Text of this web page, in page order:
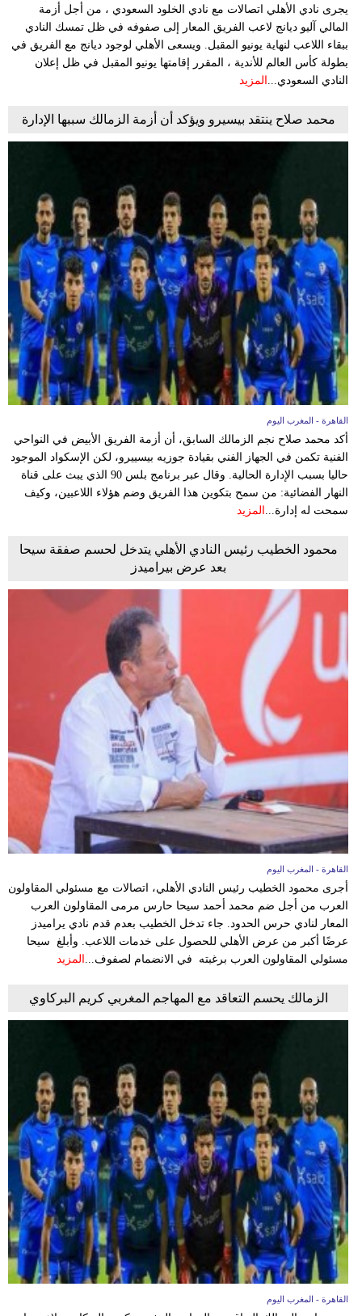
يجرى نادي الأهلي اتصالات مع نادي الخلود السعودي ، من أجل أزمة
المالي آليو ديانج لاعب الفريق المعار إلى صفوفه في ظل تمسك النادي
ببقاء اللاعب لنهاية يونيو المقبل. ويسعى الأهلي لوجود ديانج مع الفريق في
بطولة كأس العالم للأندية ، المقرر إقامتها يونيو المقبل في ظل إعلان
النادي السعودي... المزيد
محمد صلاح ينتقد بيسيرو ويؤكد أن أزمة الزمالك سببها الإدارة
القاهرة - المغرب اليوم
أكد محمد صلاح نجم الزمالك السابق، أن أزمة الفريق الأبيض في النواحي
الفنية تكمن في الجهاز الفني بقيادة جوزيه بيسييرو، لكن الإسكواد الموجود
حاليا بسبب الإدارة الحالية. وقال عبر برنامج بلس 90 الذي يبث على قناة
النهار الفضائية: من سمح بتكوين هذا الفريق وضم هؤلاء اللاعبين، وكيف
سمحت له إدارة... المزيد
محمود الخطيب رئيس النادي الأهلي يتدخل لحسم صفقة سيحا
بعد عرض بيراميدز
القاهرة - المغرب اليوم
أجرى محمود الخطيب رئيس النادي الأهلي، اتصالات مع مسئولي المقاولون
العرب من أجل ضم محمد أحمد سيحا حارس مرمى المقاولون العرب
المعار لنادي حرس الحدود. جاء تدخل الخطيب بعدم قدم نادي يراميدز
عرضًا أكبر من عرض الأهلي للحصول على خدمات اللاعب. وأبلغ سيحا
مسئولي المقاولون العرب برغبته في الانضمام لصفوف...
المزيد
الزمالك يحسم التعاقد مع المهاجم المغربي كريم البركاوي
القاهرة - المغرب اليوم